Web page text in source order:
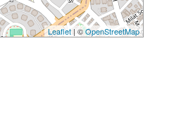
Leaflet| ©OpenStreetMap